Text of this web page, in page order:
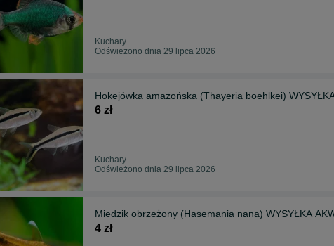
Kuchary
Odświeżono dnia 29 lipca 2026
Hokejówka amazońska (Thayeria boehlkei)
6 zł
Kuchary
Odświeżono dnia 29 lipca 2026
Miedzik obrzeżony (Hasemania nana) WYSYŁKA
4 zł